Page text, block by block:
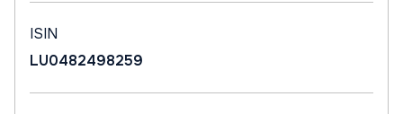
ISIN
LU0482498259